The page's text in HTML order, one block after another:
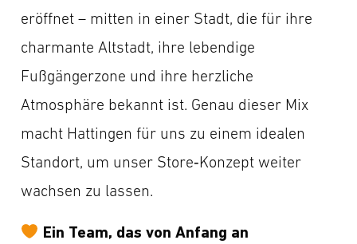
eröffnet – mitten in einer Stadt, die für ihre
charmante Altstadt, ihre lebendige
Fußgängerzone und ihre herzliche
Atmosphäre bekannt ist. Genau dieser Mix
macht Hattingen für uns zu einem idealen
Standort, um unser Store‑Konzept weiter
wachsen zu lassen.
Ein Team, das von Anfang an